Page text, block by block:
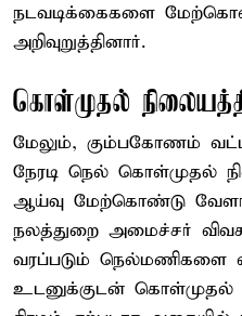
நடவடிக்கைகளை
அறிவுறுத்தினார்.
கொள்முதல்
மேலும், கும்பகோணம்
நேரடி நெல் கொள்முதல்
ஆய்வு மேற்கொண்டு
நலத்துறை அமைச்சர்
வரப்படும் நெல்மணிகளை
உடனுக்குடன் கொள்முதல்